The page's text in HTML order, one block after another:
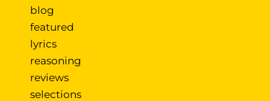
blog
featured
lyrics
reasoning
reviews
selections